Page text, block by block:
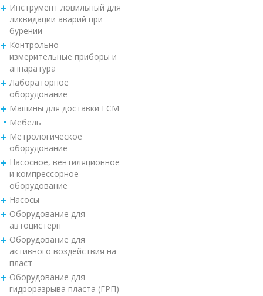
Инструмент ловильный для
ликвидации аварий при
бурении
Контрольно-
измерительные приборы и
аппаратура
Лабораторное
оборудование
Машины для доставки ГСМ
Мебель
Метрологическое
оборудование
Насосное, вентиляционное
и компрессорное
оборудование
Насосы
Оборудование для
автоцистерн
Оборудование для
активного воздействия на
пласт
Оборудование для
гидроразрыва пласта (ГРП)